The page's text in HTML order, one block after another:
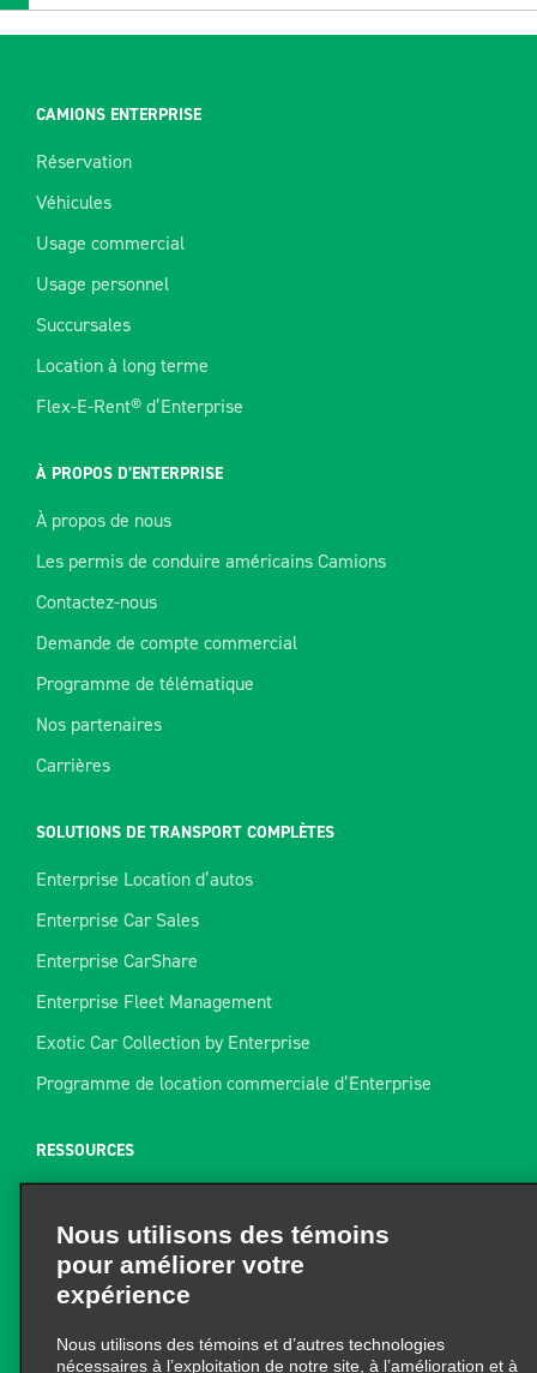
CAMIONS ENTERPRISE
Réservation
Véhicules
Usage commercial
Usage personnel
Succursales
Location à long terme
Flex-E-Rent® d’Enterprise
À PROPOS D’ENTERPRISE
À propos de nous
Les permis de conduire américains Camions
Contactez-nous
Demande de compte commercial
Programme de télématique
Nos partenaires
Carrières
SOLUTIONS DE TRANSPORT COMPLÈTES
Enterprise Location d’autos
Enterprise Car Sales
Enterprise CarShare
Enterprise Fleet Management
Exotic Car Collection by Enterprise
Programme de location commerciale d’Enterprise
RESSOURCES
Plan du site
Guide de remorquage
Trouver un reçu
Nous utilisons des témoins
pour améliorer votre
expérience
Nous utilisons des témoins et d’autres technologies
nécessaires à l’exploitation de notre site, à l’amélioration et à